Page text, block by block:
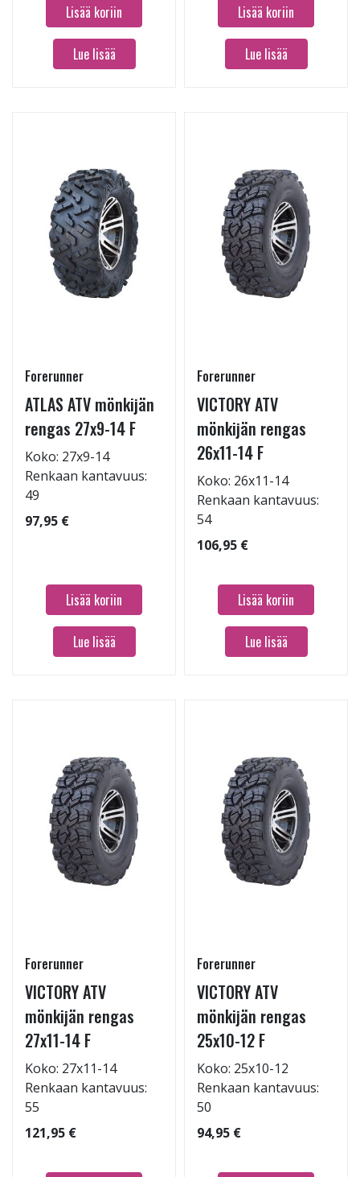
Lisää koriin
Lue lisää
Lisää koriin
Lue lisää
Forerunner
ATLAS ATV mönkijän
rengas 27x9-14 F
Koko: 27x9-14
Renkaan kantavuus:
49
97,95 €
Lisää koriin
Lue lisää
Forerunner
VICTORY ATV
mönkijän rengas
26x11-14 F
Koko: 26x11-14
Renkaan kantavuus:
54
106,95 €
Lisää koriin
Lue lisää
Forerunner
VICTORY ATV
mönkijän rengas
27x11-14 F
Koko: 27x11-14
Renkaan kantavuus:
55
121,95 €
Forerunner
VICTORY ATV
mönkijän rengas
25x10-12 F
Koko: 25x10-12
Renkaan kantavuus:
50
94,95 €